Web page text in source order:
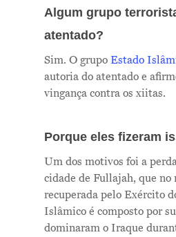
Algum grupo
atentado?
Sim. O grupo Estado
autoria do atentado e
vingança contra os xiitas.
Porque eles fizeram
Um dos motivos foi a
cidade de Fullajah, que no
recuperada pelo Exército
Islâmico é composto por
dominaram o Iraque